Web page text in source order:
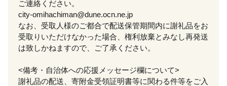
ご連絡ください。
city-omihachiman@dune.ocn.ne.jp
なお、受取人様のご都合で配送保管期間内に謝礼品をお
受取りいただけなかった場合、権利放棄とみなし再発送
は致しかねますので、ご了承ください。
<備考・自治体への応援メッセージ欄について>
謝礼品の配送、寄附金受領証明書等に関わる件等をご入